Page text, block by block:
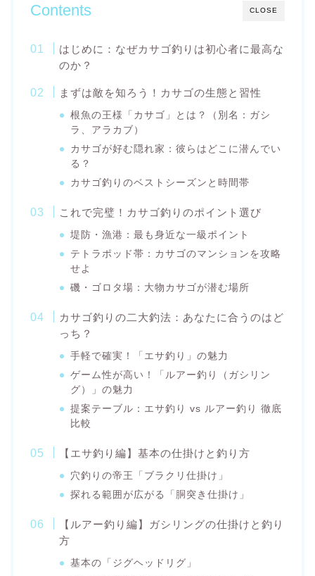
CLOSE
Contents
はじめに：なぜカサゴ釣りは初心者に最高な
のか？
まずは敵を知ろう！カサゴの生態と習性
根魚の王様「カサゴ」とは？（別名：ガシ
ラ、アラカブ）
カサゴが好む隠れ家：彼らはどこに潜んでい
る？
カサゴ釣りのベストシーズンと時間帯
これで完璧！カサゴ釣りのポイント選び
堤防・漁港：最も身近な一級ポイント
テトラポッド帯：カサゴのマンションを攻略
せよ
磯・ゴロタ場：大物カサゴが潜む場所
カサゴ釣りの二大釣法：あなたに合うのはど
っち？
手軽で確実！「エサ釣り」の魅力
ゲーム性が高い！「ルアー釣り（ガシリン
グ）」の魅力
提案テーブル：エサ釣り vs ルアー釣り 徹底
比較
【エサ釣り編】基本の仕掛けと釣り方
穴釣りの帝王「ブラクリ仕掛け」
探れる範囲が広がる「胴突き仕掛け」
【ルアー釣り編】ガシリングの仕掛けと釣り
方
基本の「ジグヘッドリグ」